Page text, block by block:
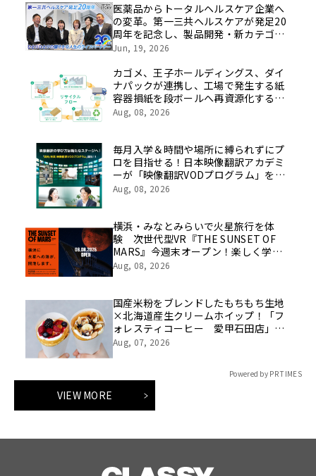
医薬品からトータルヘルスケア企業へ
の変革。第一三共ヘルスケアが発足20
周年を記念し、製品開発・新カテゴリ
挑戦の舞台や旧社統合時のエピソード
像を公開！
Jun, 19, 2026
カゴメ、王子ホールディングス、ダイ
ナパックが連携し、工場で発生する紙
容器損紙を段ボールへ再資源化する実
証を開始
Aug, 08, 2026
毎月入学＆時間や場所に縛られずにプ
ロを目指せる！日本映像翻訳アカデミ
ーが「映像翻訳VODプログラム」を
2026年10月より開講！
Aug, 08, 2026
横浜・みなとみらいで火星旅行を体
験 次世代型VR『THE SUNSET OF
MARS』今週末オープン！楽しく学べ
るパネル展やワークショップなど関連
Aug, 08, 2026
国産米粉をブレンドしたもちもち生地
×北海道産生クリームホイップ！「フ
ォレスティコーヒー 愛甲石田店」に
て、８月１７日（月）からクレープ販
Aug, 07, 2026
Powered by PR TIMES
VIEW MORE